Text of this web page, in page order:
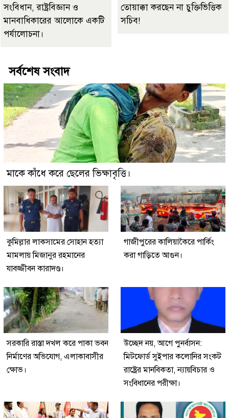
সংবিধান, রাষ্ট্রবিজ্ঞান ও
মানবাধিকারের আলোকে একটি
পর্যালোচনা।
তোয়াক্কা করছেন না চুক্তিভিত্তিক
সচিব!
সর্বশেষ সংবাদ
মাকে কাঁধে করে ছেলের ভিক্ষাবৃত্তি।
কুমিল্লার লাকসামের সোহান হত্যা
মামলায় মিজানুর রহমানের
যাবজ্জীবন কারাদণ্ড।
গাজীপুরের কালিয়াকৈরে পার্কিং
করা গাড়িতে আগুন।
সরকারি রাস্তা দখল করে পাকা ভবন
নির্মাণের অভিযোগ, এলাকাবাসীর
ক্ষোভ।
উচ্ছেদ নয়, আগে পুনর্বাসন:
মিটফোর্ড সুইপার কলোনির সংকট
রাষ্ট্রের মানবিকতা, ন্যায়বিচার ও
সংবিধানের পরীক্ষা।